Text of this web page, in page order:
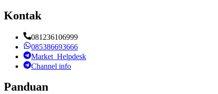
Kontak
081236106999
085386693666
Market_Helpdesk
Channel info
Panduan